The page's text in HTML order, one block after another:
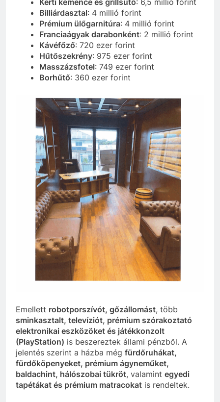
Billiárdasztal: 4 millió forint
Prémium ülőgarnitúra: 4 millió forint
Franciaágyak darabonként: 2 millió forint
Kávéfőző: 720 ezer forint
Hűtőszekrény: 975 ezer forint
Masszázsfotel: 749 ezer forint
Borhűtő: 360 ezer forint
Emellett robotporszívót, gőzállomást, több
sminkasztalt, televíziót, prémium szórakoztató
elektronikai eszközöket és játékkonzolt
(PlayStation) is beszereztek állami pénzből. A
jelentés szerint a házba még fürdőruhákat,
fürdőköpenyeket, prémium ágyneműket,
baldachint, hálószobai tükröt, valamint egyedi
tapétákat és prémium matracokat is rendeltek.